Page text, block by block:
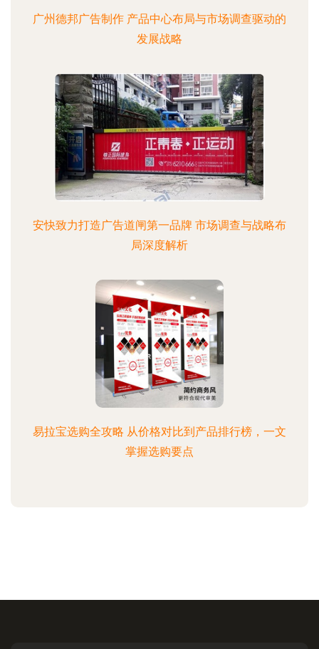
广州德邦广告制作 产品中心布局与市场调查驱动的
发展战略
安快致力打造广告道闸第一品牌 市场调查与战略布
局深度解析
易拉宝选购全攻略 从价格对比到产品排行榜，一文
掌握选购要点